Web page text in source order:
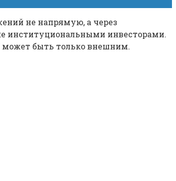
не напрямую, а через
институциональными инвесторами.
может быть только внешним.